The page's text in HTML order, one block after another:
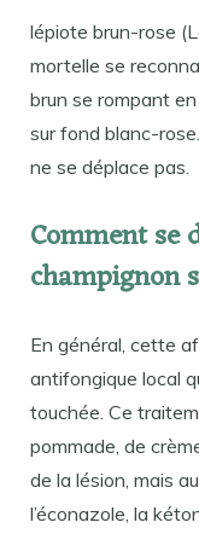
lépiote brun-rose
mortelle se
brun se rompant
sur fond blanc-
ne se déplace pas.
Comment se
champignon
En général, cette
antifongique local
touchée. Ce
pommade, de
de la lésion, mais
l’éconazole, la